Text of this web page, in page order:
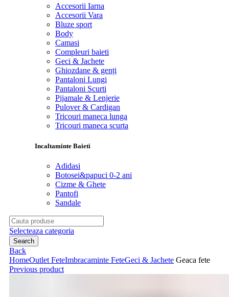
Accesorii Iarna
Accesorii Vara
Bluze sport
Body
Camasi
Compleuri baieti
Geci & Jachete
Ghiozdane & genți
Pantaloni Lungi
Pantaloni Scurti
Pijamale & Lenjerie
Pulover & Cardigan
Tricouri maneca lunga
Tricouri maneca scurta
Incaltaminte Baieti
Adidasi
Botosei&papuci 0-2 ani
Cizme & Ghete
Pantofi
Sandale
Search
for:
Selecteaza categoria
Search
Back
HomeOutlet FeteImbracaminte FeteGeci & Jachete Geaca fete
Previous product